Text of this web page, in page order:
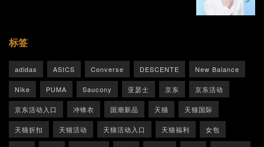
标签
adidas ASICS Converse DESCENTE New Balance
Nike PUMA Saucony 亚瑟士 京东 京东活动
京东活动入口 冲锋衣 国潮新品 天猫 天猫国际
天猫折扣 天猫活动 天猫活动入口 天猫福利 女包